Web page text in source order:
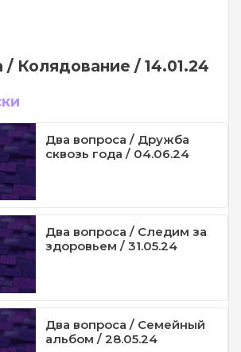
/ Колядование / 14.01.24
Два вопроса / Дружба
сквозь года / 04.06.24
Два вопроса / Следим за
здоровьем / 31.05.24
Два вопроса / Семейный
альбом / 28.05.24